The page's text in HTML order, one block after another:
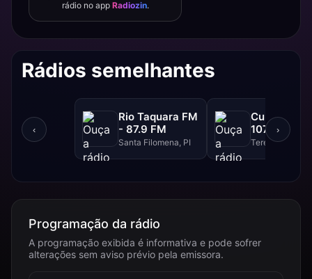
rádio no app Radiozin.
Rádios semelhantes
‹
Rio Taquara FM
- 87.9 FM
Santa Filomena, PI
Cultura FM
107.9 FM
Teresina, PI
›
Programação da rádio
A programação exibida é informativa e pode sofrer
alterações sem aviso prévio pela emissora.